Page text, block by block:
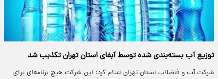
توزیع آب بسته‌بندی شده توسط آبفای استان تهران تکذیب شد
شرکت آب و فاضلاب استان تهران اعلام کرد: این شرکت هیچ برنامه‌ای برای